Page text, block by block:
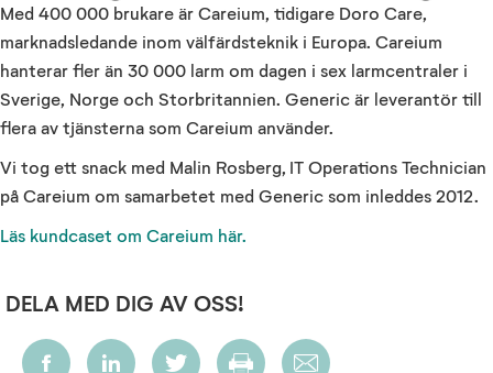
Med 400 000 brukare är Careium, tidigare Doro Care,
marknadsledande inom välfärdsteknik i Europa. Careium
hanterar fler än 30 000 larm om dagen i sex larmcentraler i
Sverige, Norge och Storbritannien. Generic är leverantör till
flera av tjänsterna som Careium använder.
Vi tog ett snack med Malin Rosberg, IT Operations Technician
på Careium om samarbetet med Generic som inleddes 2012.
Läs kundcaset om Careium här.
DELA MED DIG AV OSS!